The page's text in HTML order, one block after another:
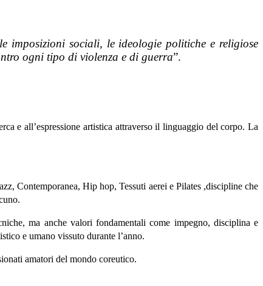
sociali, le ideologie politiche e religiose
ogni tipo di violenza e di guerra”.
e all’espressione artistica attraverso il linguaggio del corpo. La
Contemporanea, Hip hop, Tessuti aerei e Pilates ,discipline che
ma anche valori fondamentali come impegno, disciplina e
e umano vissuto durante l’anno.
amatori del mondo coreutico.